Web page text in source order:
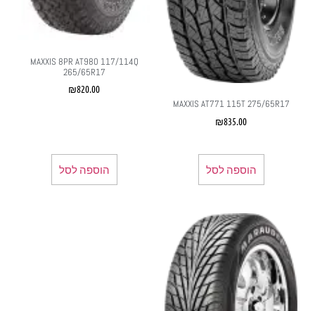
MAXXIS AT771 115T 275/65R17
₪835.00
הוספה לסל
MAXXIS 8PR AT980 117/114Q
265/65R17
₪820.00
הוספה לסל